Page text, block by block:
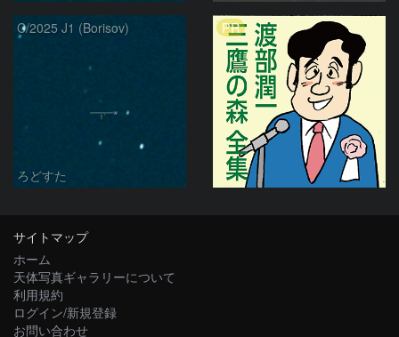
C/2025 J1 (Borisov)
ろどすた
PR
サイトマップ
ホーム
天体写真ギャラリーについて
利用規約
ログイン/新規登録
お問い合わせ